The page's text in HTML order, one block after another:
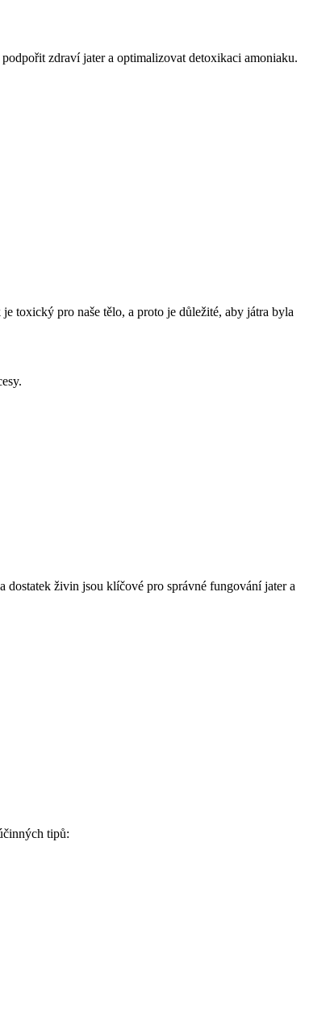
zdraví ⁢jater a optimalizovat detoxikaci ⁤amoniaku.
toxický pro naše tělo, a proto je důležité, aby játra byla
dostatek živin jsou ⁣klíčové pro správné fungování jater a
⁢tipů: